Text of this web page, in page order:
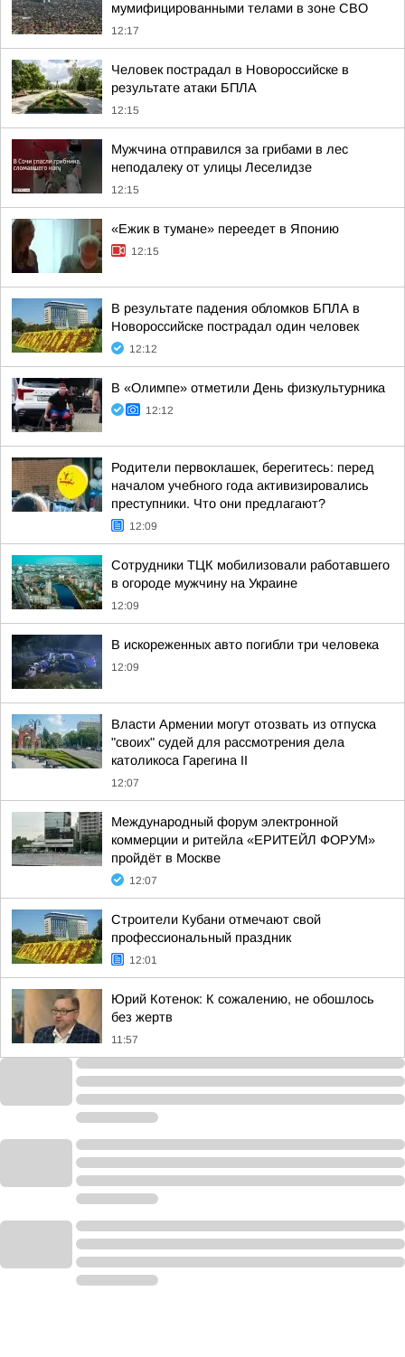
мумифицированными телами в зоне СВО
12:17
Человек пострадал в Новороссийске в
результате атаки БПЛА
12:15
Мужчина отправился за грибами в лес
неподалеку от улицы Леселидзе
12:15
«Ежик в тумане» переедет в Японию
12:15
В результате падения обломков БПЛА в
Новороссийске пострадал один человек
12:12
В «Олимпе» отметили День физкультурника
12:12
Родители первоклашек, берегитесь: перед
началом учебного года активизировались
преступники. Что они предлагают?
12:09
Сотрудники ТЦК мобилизовали работавшего
в огороде мужчину на Украине
12:09
В искореженных авто погибли три человека
12:09
Власти Армении могут отозвать из отпуска
"своих" судей для рассмотрения дела
католикоса Гарегина II
12:07
Международный форум электронной
коммерции и ритейла «ЕРИТЕЙЛ ФОРУМ»
пройдёт в Москве
12:07
Строители Кубани отмечают свой
профессиональный праздник
12:01
Юрий Котенок: К сожалению, не обошлось
без жертв
11:57